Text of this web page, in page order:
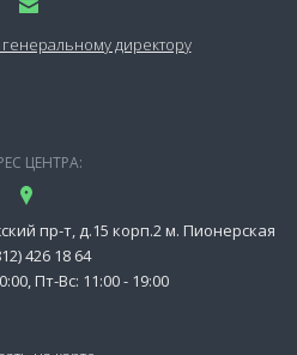
директору
ЦЕНТРА:
пр-т, д.15 корп.2 м. Пионерская
426 18 64
Пт-Вс: 11:00 - 19:00